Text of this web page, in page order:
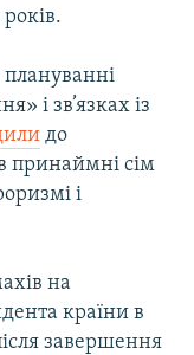
і зв’язках із
до
принаймні сім
і
на
країни в
завершення